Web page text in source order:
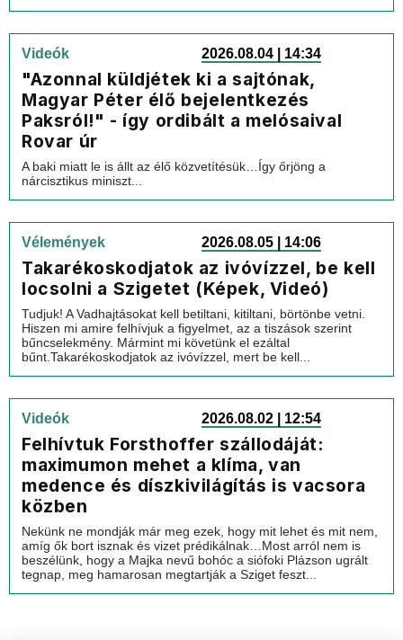
Videók 2026.08.04 | 14:34
"Azonnal küldjétek ki a sajtónak,
Magyar Péter élő bejelentkezés
Paksról!" - így ordibált a melósaival
Rovar úr
A baki miatt le is állt az élő közvetítésük…Így őrjöng a
nárcisztikus miniszt...
Vélemények 2026.08.05 | 14:06
Takarékoskodjatok az ivóvízzel, be kell
locsolni a Szigetet (Képek, Videó)
Tudjuk! A Vadhajtásokat kell betiltani, kitiltani, börtönbe vetni.
Hiszen mi amire felhívjuk a figyelmet, az a tiszások szerint
bűncselekmény. Mármint mi követünk el ezáltal
bűnt.Takarékoskodjatok az ivóvízzel, mert be kell...
Videók 2026.08.02 | 12:54
Felhívtuk Forsthoffer szállodáját:
maximumon mehet a klíma, van
medence és díszkivilágítás is vacsora
közben
Nekünk ne mondják már meg ezek, hogy mit lehet és mit nem,
amíg ők bort isznak és vizet prédikálnak…Most arról nem is
beszélünk, hogy a Majka nevű bohóc a siófoki Plázson ugrált
tegnap, meg hamarosan megtartják a Sziget feszt...